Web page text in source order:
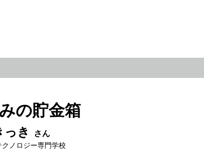
の貯金箱
き さん
ノロジー専門学校